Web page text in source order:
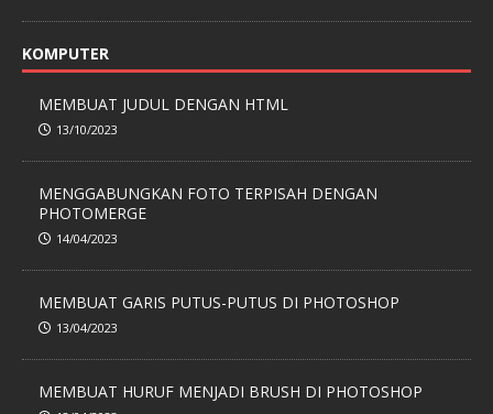
KOMPUTER
MEMBUAT JUDUL DENGAN HTML
13/10/2023
MENGGABUNGKAN FOTO TERPISAH DENGAN
PHOTOMERGE
14/04/2023
MEMBUAT GARIS PUTUS-PUTUS DI PHOTOSHOP
13/04/2023
MEMBUAT HURUF MENJADI BRUSH DI PHOTOSHOP